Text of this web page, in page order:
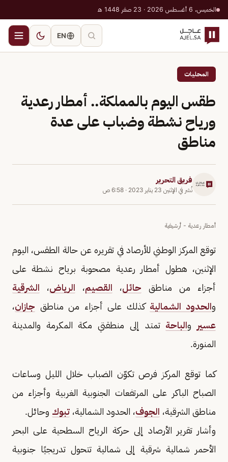
الخميس، 6 أغسطس 2026 · 23 صفر 1448 هـ
EN
المحليات
طقس اليوم بالمملكة.. أمطار رعدية
ورياح نشطة وضباب على عدة
مناطق
فريق التحرير
نُشر في الإثنين 23 يناير 2023 · 6:58 ص
أمطار رعدية - أرشيفية
توقع المركز الوطني للأرصاد في تقريره عن حالة الطقس، اليوم
الإثنين، هطول أمطار رعدية مصحوبة برياح نشطة على
أجزاء من مناطق حائل، القصيم، الرياض، الشرقية
والحدود الشمالية كذلك على أجزاء من مناطق جازان،
عسير والباحة تمتد إلى منطقتي مكة المكرمة والمدينة
المنورة.
كما توقع المركز فرص تكوّن الضباب خلال الليل وساعات
الصباح الباكر على المرتفعات الجنوبية الغربية وأجزاء من
مناطق الشرقية، الجوف، الحدود الشمالية، تبوك وحائل.
وأشار تقرير الأرصاد إلى حركة الرياح السطحية على البحر
الأحمر شمالية شرقية إلى شمالية تتحول تدريجيًا جنوبية